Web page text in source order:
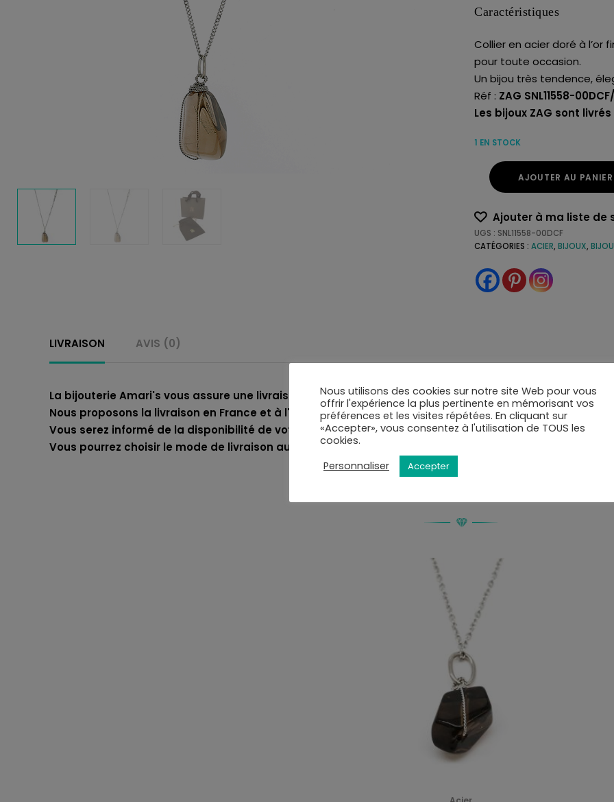
Caractéristiques
Collier en acier doré à l’or
pour toute occasion.
Un bijou très tendence,
Réf : ZAG SNL11558-
Les bijoux ZAG sont
1 EN STOCK
AJOUTER AU PANIER
Ajouter à ma liste de
UGS : SNL11558-00DCF
CATÉGORIES : ACIER, BIJOUX,
LIVRAISON AVIS (0)
La bijouterie Amari's vous assure une livraison rapide et soignée. Tous nos articles sont livrés dans
Nous proposons la livraison en France et à l'international à l'adresse de votre choix ou en point de
Vous serez informé de la disponibilité de votre colis par mail ou SMS et disposerez de 10 jours pour
Vous pourrez choisir le mode de livraison au moment de la validation du panier.
Nous utilisons des cookies sur notre site Web pour vous
offrir l'expérience la plus pertinente en mémorisant vos
préférences et les visites répétées. En cliquant sur
«Accepter», vous consentez à l'utilisation de TOUS les
cookies.
Personnaliser
Accepter